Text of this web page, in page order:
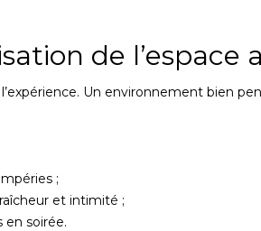
de l’espace
Un environnement bien
;
et intimité ;
en soirée.